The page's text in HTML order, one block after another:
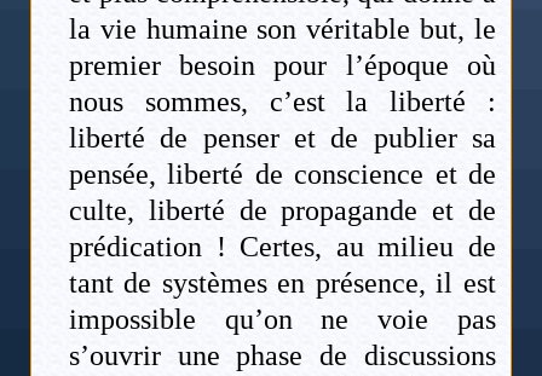
la vie humaine son véritable but, le
premier besoin pour l’époque où
nous sommes, c’est la liberté :
liberté de penser et de publier sa
pensée, liberté de conscience et de
culte, liberté de propagande et de
prédication ! Certes, au milieu de
tant de systèmes en présence, il est
impossible qu’on ne voie pas
s’ouvrir une phase de discussions